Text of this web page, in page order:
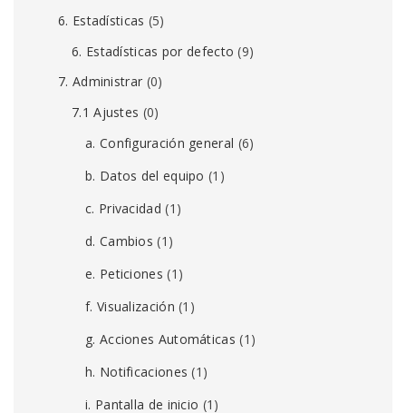
6. Estadísticas (5)
6. Estadísticas por defecto (9)
7. Administrar (0)
7.1 Ajustes (0)
a. Configuración general (6)
b. Datos del equipo (1)
c. Privacidad (1)
d. Cambios (1)
e. Peticiones (1)
f. Visualización (1)
g. Acciones Automáticas (1)
h. Notificaciones (1)
i. Pantalla de inicio (1)